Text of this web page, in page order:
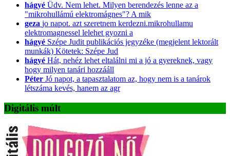
hágyé Üdv. Nem lehet. Milyen berendezés lenne az a
"mikrohullámú elektromágnes"? A mik
geza jo napot. azt szeretnem kerdezni.mikrohullamu
elektromagnessel lelehet gyozni a
hágyé Szépe Judit publikációs jegyzéke (megjelent lektorált
munkák) Kötetek: Szépe Jud
hágyé Hát, nehéz lehet eltalálni mi a jó a gyereknek, vagy
hogy milyen tanári hozzááll
Péter Jó napot, a tapasztalatom az, hogy nem is a tanárok
létszáma kevés, hanem az agr
Digitális múlt